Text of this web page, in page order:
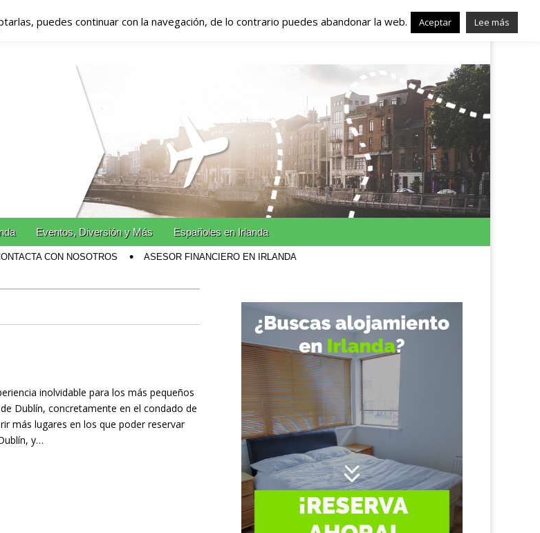
Vivir en Irlanda – Trabajo en
Irlanda
Eventos, Diversión y Más Españoles en Irlanda
CON NOSOTROS ASESOR FINANCIERO EN IRLANDA
inolvidable para los más pequeños
Dublín, concretamente en el condado de
más lugares en los que poder reservar
y…
puedes continuar con la navegación, de lo contrario puedes abandonar la web. Aceptar Lee más